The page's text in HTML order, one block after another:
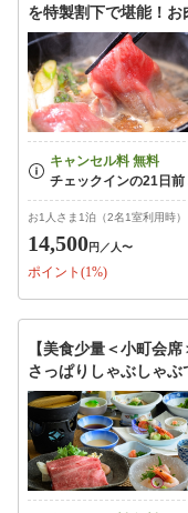
を特製割下で堪能！
お1人さま1泊（2名1室利用時
14,500円 ／人〜
ポイント(1%)
【美食少量＜小町会
さっぱりしゃぶしゃ